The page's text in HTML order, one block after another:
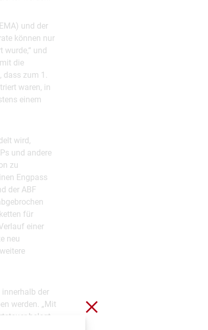
und der
können nur
wurde,“ und
die
dass zum 1.
waren, in
einem
wird,
und andere
zu
Engpass
der ABF
für
einer
neu
der
werden. „Mit
belegt
Schließen ohne zu